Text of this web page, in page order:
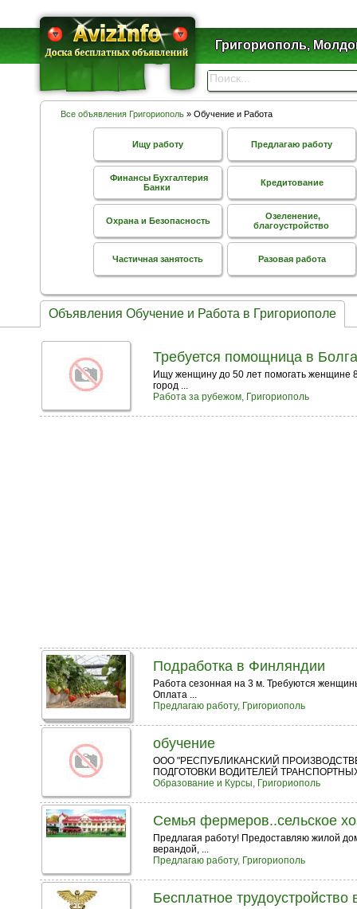
Григориополь,
Все объявления Григориополь » Обучение и Работа
Ищу работу Предлагаю работу
Финансы Бухгалтерия
Банки
Кредитование
Охрана и Безопасность
Озеленение,
благоустройство
Частичная занятость Разовая работа
Объявления Обучение и Работа в Григориополе
Требуется помощница в
Ищу женщину до 50 лет помогать женщине
город ...
Работа за рубежом, Григориополь
Подработка в Финляндии
Работа сезонная на 3 м. Требуются
Оплата ...
Предлагаю работу, Григориополь
обучение
ООО "РЕСПУБЛИКАНСКИЙ
ПОДГОТОВКИ ВОДИТЕЛЕЙ
Образование и Курсы, Григориополь
Семья фермеров..сельское
Предлагая работу! Предоставляю жилой
верандой, ...
Предлагаю работу, Григориополь
Бесплатное